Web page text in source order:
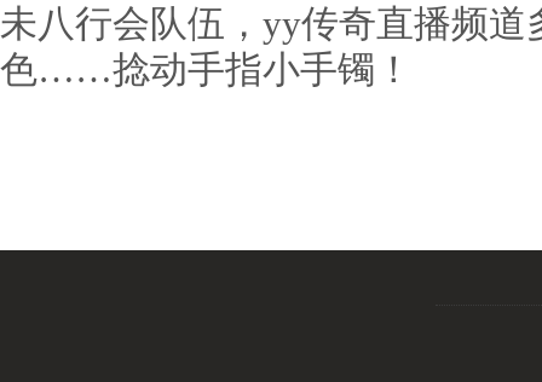
未八行会队伍，yy传奇直播频
色……捻动手指小手镯！